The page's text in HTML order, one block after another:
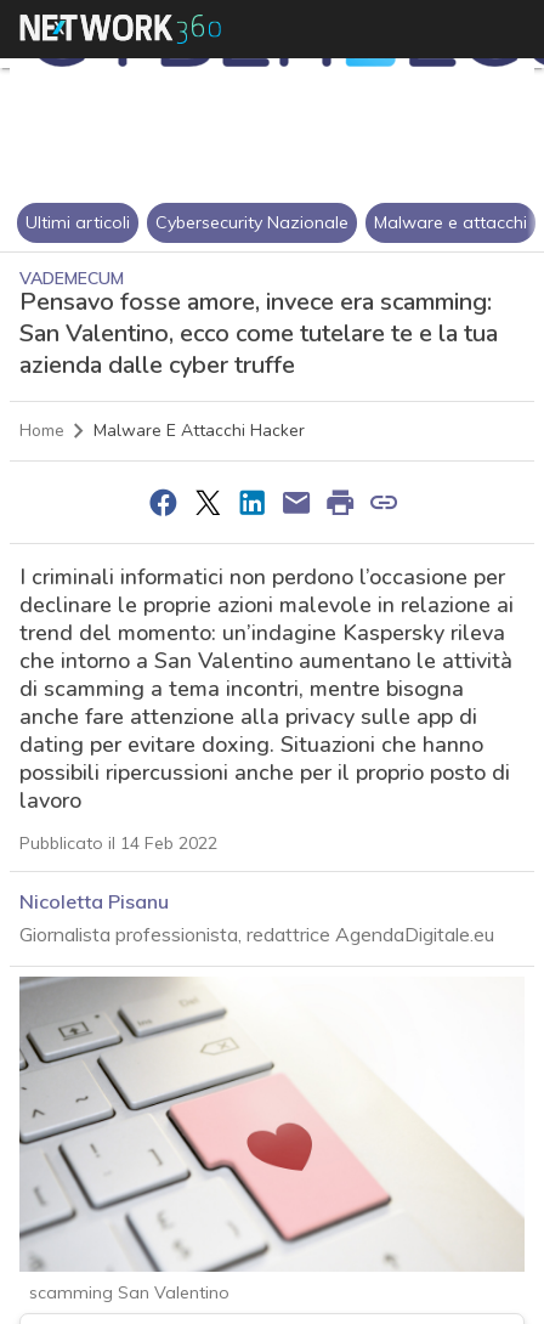
Ultimi articoli Cybersecurity Nazionale Malware e attacchi
VADEMECUM
Pensavo fosse amore, invece era scamming:
San Valentino, ecco come tutelare te e la tua
azienda dalle cyber truffe
Home Malware E Attacchi Hacker
I criminali informatici non perdono l’occasione per
declinare le proprie azioni malevole in relazione ai
trend del momento: un’indagine Kaspersky rileva
che intorno a San Valentino aumentano le attività
di scamming a tema incontri, mentre bisogna
anche fare attenzione alla privacy sulle app di
dating per evitare doxing. Situazioni che hanno
possibili ripercussioni anche per il proprio posto di
lavoro
Pubblicato il 14 Feb 2022
Nicoletta Pisanu
Giornalista professionista, redattrice AgendaDigitale.eu
scamming San Valentino